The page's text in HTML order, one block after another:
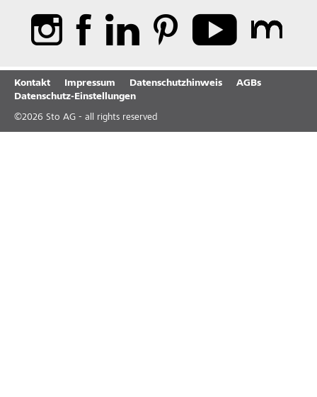
Kontakt Impressum Datenschutzhinweis
AGBs
Datenschutz-Einstellungen
©2026 Sto AG - all rights reserved